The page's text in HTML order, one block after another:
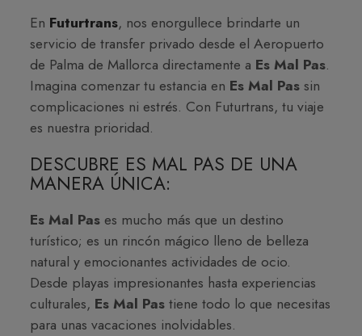
En Futurtrans, nos enorgullece brindarte un
servicio de transfer privado desde el Aeropuerto
de Palma de Mallorca directamente a Es Mal Pas.
Imagina comenzar tu estancia en Es Mal Passin
complicaciones ni estrés. Con Futurtrans, tu viaje
es nuestra prioridad.
DESCUBRE ES MAL PAS DE UNA
MANERA ÚNICA:
Es Mal Pas es mucho más que un destino
turístico; es un rincón mágico lleno de belleza
natural y emocionantes actividades de ocio.
Desde playas impresionantes hasta experiencias
culturales, Es Mal Pastiene todo lo que necesitas
para unas vacaciones inolvidables.